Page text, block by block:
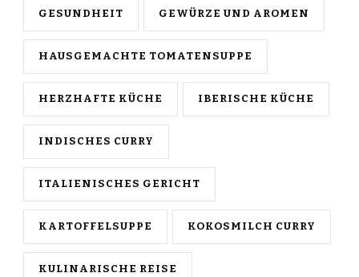
GESUNDHEIT GEWÜRZE UND AROMEN
HAUSGEMACHTE TOMATENSUPPE
HERZHAFTE KÜCHE IBERISCHE KÜCHE
INDISCHES CURRY
ITALIENISCHES GERICHT
KARTOFFELSUPPE KOKOSMILCH CURRY
KULINARISCHE REISE